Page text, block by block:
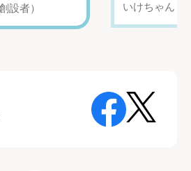
設者）
いけちゃん（